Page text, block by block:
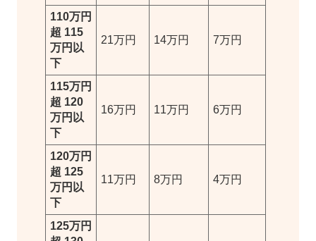
110万円
超 115
万円以
下
21万円 14万円 7万円
115万円
超 120
万円以
下
16万円 11万円 6万円
120万円
超 125
万円以
下
11万円 8万円 4万円
125万円